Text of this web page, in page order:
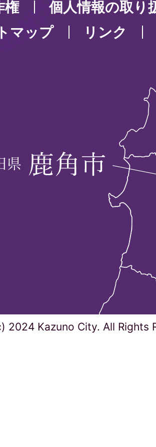
権
個人情報の取り
マップ
リンク
2024 Kazuno City. All Rights